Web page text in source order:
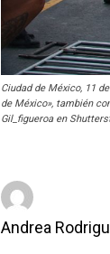
Ciudad de México, 11
de México», también
Gil_figueroa en
Andrea